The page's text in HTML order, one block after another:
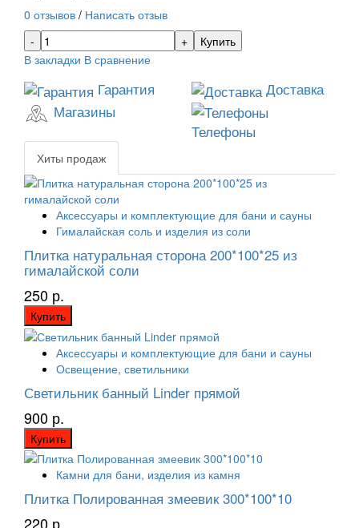
0 отзывов / Написать отзыв
Купить
В закладки В сравнение
Гарантия
Доставка
Магазины
Телефоны
Хиты продаж
Аксессуары и комплектующие для бани и сауны
Гималайская соль и изделия из соли
Плитка натуральная сторона 200*100*25 из
гималайской соли
250 р.
Купить
Аксессуары и комплектующие для бани и сауны
Освещение, светильники
Светильник банный Linder прямой
900 р.
Купить
Камни для бани, изделия из камня
Плитка Полированная змеевик 300*100*10
220 р.